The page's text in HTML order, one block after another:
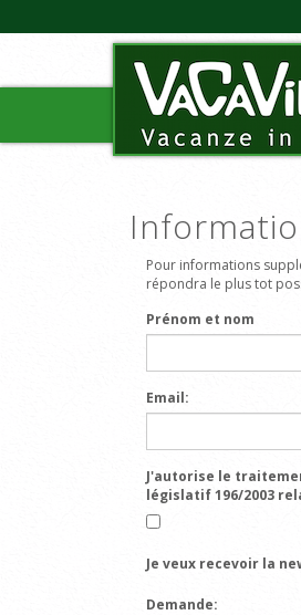
Pour informations
répondra le plus tot
Prénom et nom
Email:
J'autorise le
législatif 196/2003
Je veux recevoir la
Demande: